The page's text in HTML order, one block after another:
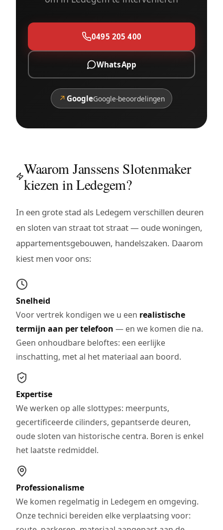
0495 205 400
WhatsApp
↗ GoogleGoogle-beoordelingen
Waarom Janssens Slotenmaker
kiezen in Ledegem?
In een grote stad als Ledegem verschillen deuren
en sloten van straat tot straat — oude woningen,
appartementsgebouwen, handelszaken. Daarom
kiest men voor ons:
Snelheid
Voor vertrek kondigen we u een realistische
termijn aan per telefoon — en we komen die na.
Geen onhoudbare beloftes: een eerlijke
inschatting, met al het materiaal aan boord.
Expertise
We werken op alle slottypes: meerpunts,
gecertificeerde cilinders, gepantserde deuren,
oude sloten van historische centra. Boren is enkel
het laatste redmiddel.
Professionalisme
We komen regelmatig in Ledegem en omgeving.
Onze technici bereiden elke verplaatsing voor: